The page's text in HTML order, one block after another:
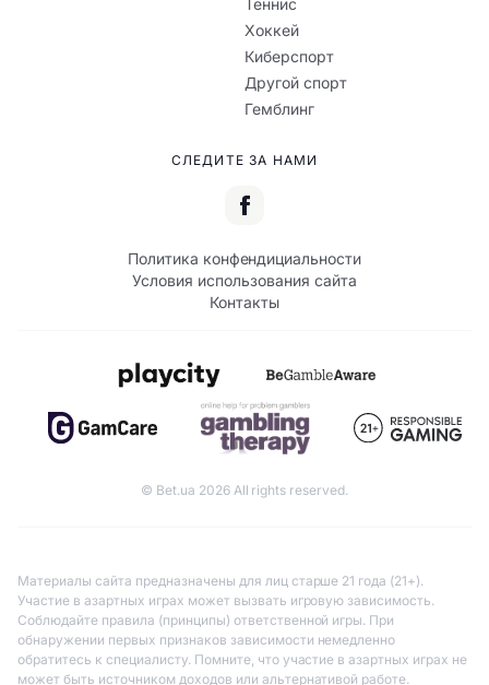
Теннис
Хоккей
Киберспорт
Другой спорт
Гемблинг
СЛЕДИТЕ ЗА НАМИ
Политика конфендициальности
Условия использования сайта
Контакты
© Bet.ua 2026 All rights reserved.
Материалы сайта предназначены для лиц старше 21 года (21+).
Участие в азартных играх может вызвать игровую зависимость.
Соблюдайте правила (принципы) ответственной игры. При
обнаружении первых признаков зависимости немедленно
обратитесь к специалисту. Помните, что участие в азартных играх не
может быть источником доходов или альтернативой работе.